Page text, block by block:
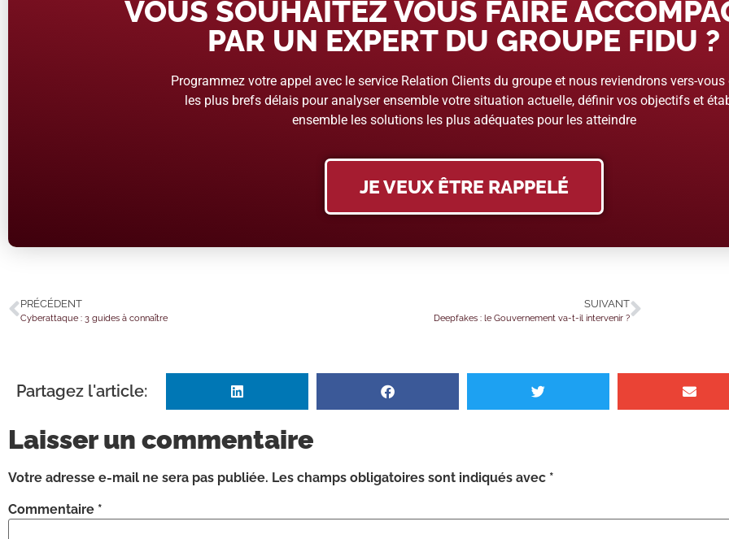
VOUS SOUHAITEZ VOUS FAIRE
PAR UN EXPERT DU GROUPE FIDU ?
Programmez votre appel avec le service Relation Clients du groupe et nous reviendrons vers-vous
les plus brefs délais pour analyser ensemble votre situation actuelle, définir vos objectifs et
ensemble les solutions les plus adéquates pour les atteindre
JE VEUX ÊTRE RAPPELÉ
PRÉCÉDENT
Cyberattaque : 3 guides à connaître
SUIVANT
Deepfakes : le Gouvernement va-t-il intervenir ?
Partagez l'article:
Laisser un commentaire
Votre adresse e-mail ne sera pas publiée. Les champs obligatoires sont indiqués avec *
Commentaire *